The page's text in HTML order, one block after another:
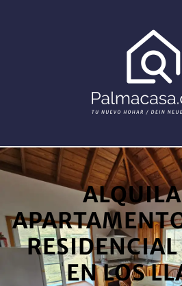
RESIDENCIAL
EN LOS